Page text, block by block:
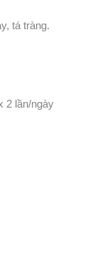
tá tràng.
2 lần/ngày